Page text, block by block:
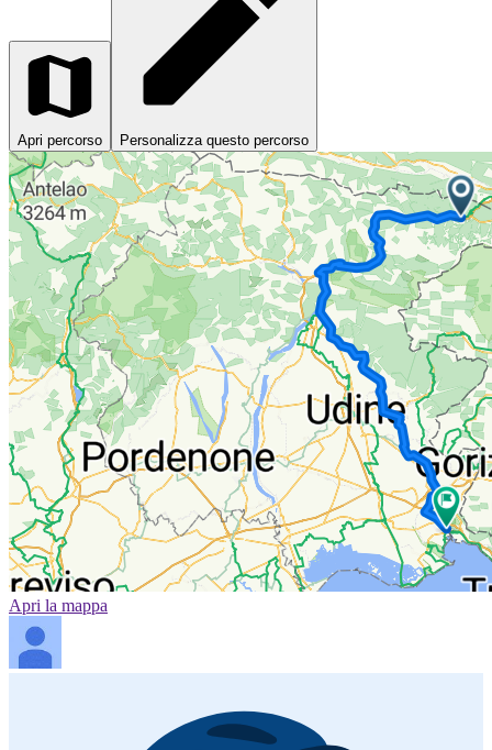
Apri percorso Personalizza questo percorso
Apri la mappa